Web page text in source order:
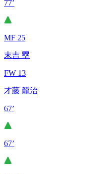
77’
MF 25
末吉 塁
FW 13
才藤 龍治
67’
67’